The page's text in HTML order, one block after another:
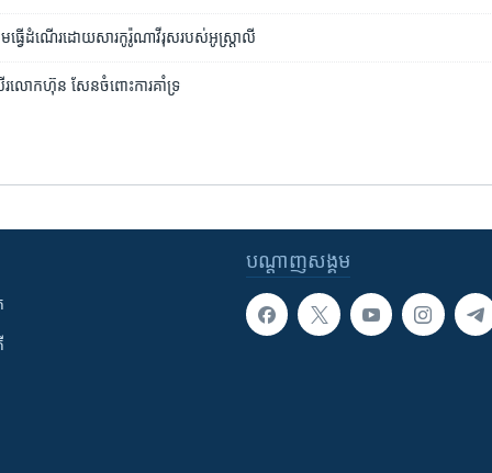
ម​ធ្វើដំណើរ​ដោយ​សារ​កូរ៉ូណាវីរុស​របស់​អូស្តា្រលី
លោក​ហ៊ុន សែន​ចំពោះការគាំទ្រ
បណ្តាញ​សង្គម